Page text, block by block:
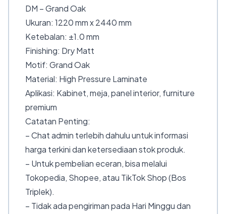
DM – Grand Oak
Ukuran: 1220 mm x 2440 mm
Ketebalan: ±1.0 mm
Finishing: Dry Matt
Motif: Grand Oak
Material: High Pressure Laminate
Aplikasi: Kabinet, meja, panel interior, furniture
premium
Catatan Penting:
– Chat admin terlebih dahulu untuk informasi
harga terkini dan ketersediaan stok produk.
– Untuk pembelian eceran, bisa melalui
Tokopedia, Shopee, atau TikTok Shop (Bos
Triplek).
– Tidak ada pengiriman pada Hari Minggu dan